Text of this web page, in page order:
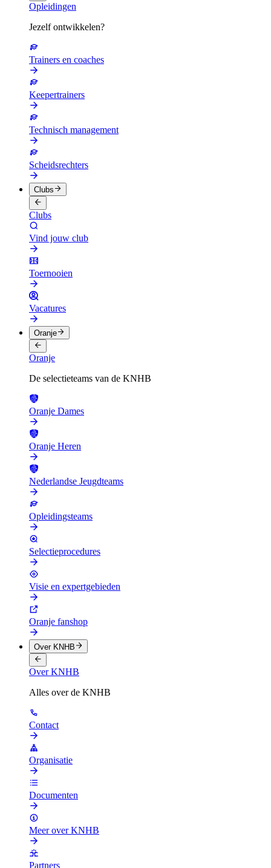
Opleidingen
Jezelf ontwikkelen?
Trainers en coaches
Keepertrainers
Technisch management
Scheidsrechters
Clubs
Clubs
Vind jouw club
Toernooien
Vacatures
Oranje
Oranje
De selectieteams van de KNHB
Oranje Dames
Oranje Heren
Nederlandse Jeugdteams
Opleidingsteams
Selectieprocedures
Visie en expertgebieden
Oranje fanshop
Over KNHB
Over KNHB
Alles over de KNHB
Contact
Organisatie
Documenten
Meer over KNHB
Partners